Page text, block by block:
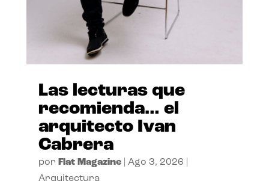
Las lecturas que
recomienda… el
arquitecto Ivan
Cabrera
por Flat Magazine| Ago 3, 2026
Arquitectura